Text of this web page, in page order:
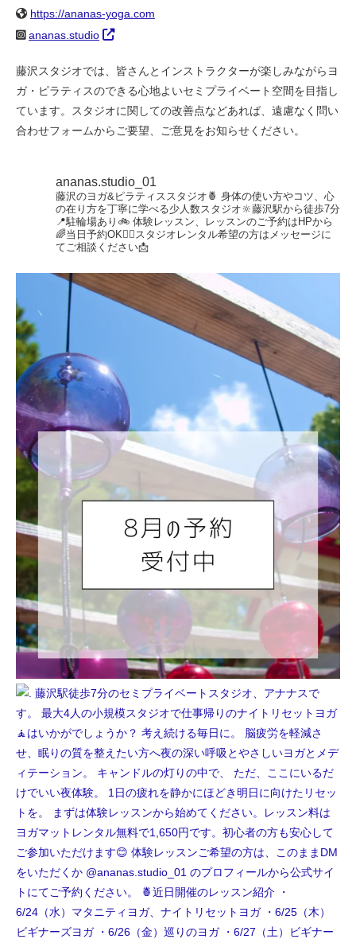
https://ananas-yoga.com
ananas.studio
藤沢スタジオでは、皆さんとインストラクターが楽しみながらヨ
ガ・ピラティスのできる心地よいセミプライベート空間を目指し
ています。スタジオに関しての改善点などあれば、遠慮なく問い
合わせフォームからご要望、ご意見をお知らせください。
ananas.studio_01
藤沢のヨガ&ピラティススタジオ🍍 身体の使い方やコツ、心
の在り方を丁寧に学べる少人数スタジオ🔆藤沢駅から徒歩7分
📍駐輪場あり🚲 体験レッスン、レッスンのご予約はHPから
🌈当日予約OK🙆‍♀️スタジオレンタル希望の方はメッセージに
てご相談ください📩